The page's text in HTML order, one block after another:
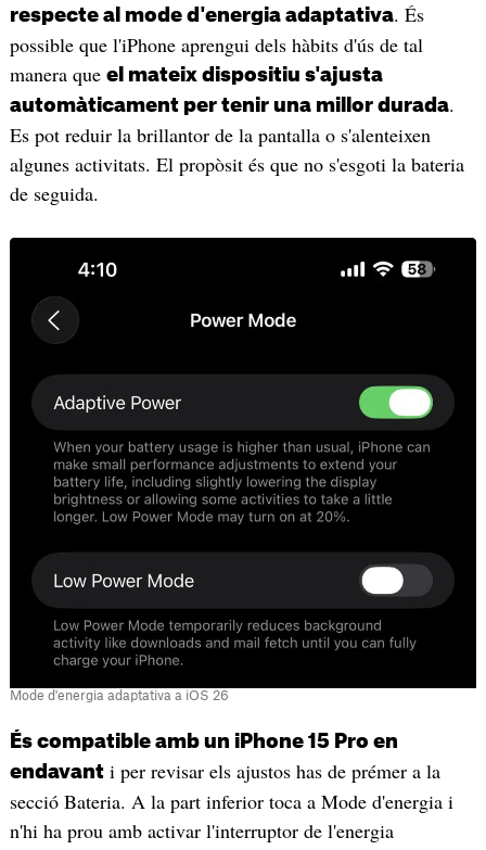
respecte al mode d'energia adaptativa. És
possible que l'iPhone aprengui dels hàbits d'ús de tal
manera que el mateix dispositiu s'ajusta
automàticament per tenir una millor durada.
Es pot reduir la brillantor de la pantalla o s'alenteixen
algunes activitats. El propòsit és que no s'esgoti la bateria
de seguida.
Mode d'energia adaptativa a iOS 26
És compatible amb un iPhone 15 Pro en
endavanti per revisar els ajustos has de prémer a la
secció Bateria. A la part inferior toca a Mode d'energia i
n'hi ha prou amb activar l'interruptor de l'energia